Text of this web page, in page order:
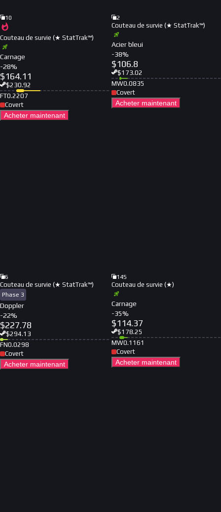
10
Couteau de survie (★ StatTrak™)
Carnage
-28%
$164.11
$230.92
FT0.2207
Covert
Acheter maintenant
2
Couteau de survie (★ StatTrak™)
Acier bleui
-38%
$106.8
$173.02
MW0.0835
Covert
Acheter maintenant
6
Couteau de survie (★ StatTrak™)
Phase 3
Doppler
-22%
$227.78
$294.13
FN0.0298
Covert
Acheter maintenant
145
Couteau de survie (★)
Carnage
-35%
$114.37
$178.25
MW0.1161
Covert
Acheter maintenant